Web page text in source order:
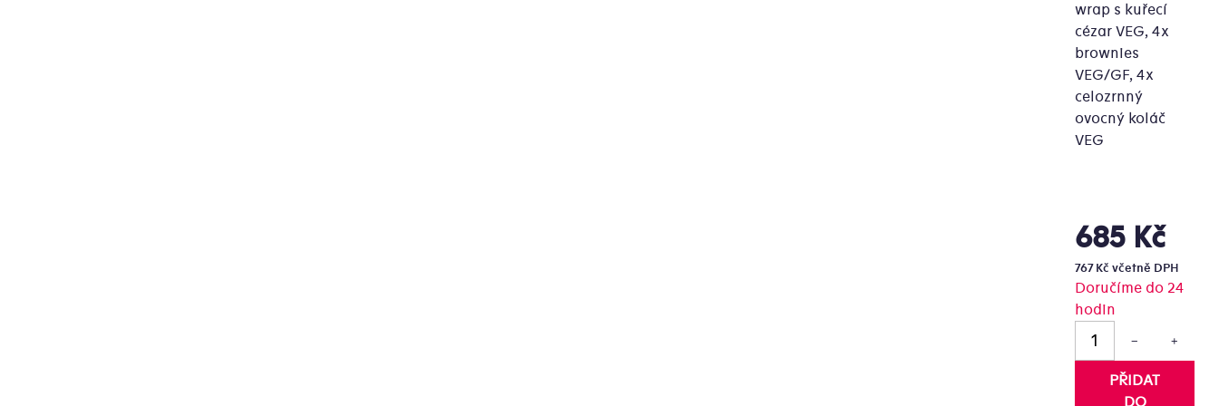
685 Kč
767 Kč včetně DPH
Měrná
cena:
Doručíme do 24
hodin
+
−
PŘIDAT
wrap s kuřecí
cézar VEG, 4x
brownies
VEG/GF, 4x
celozrnný
ovocný koláč
VEG